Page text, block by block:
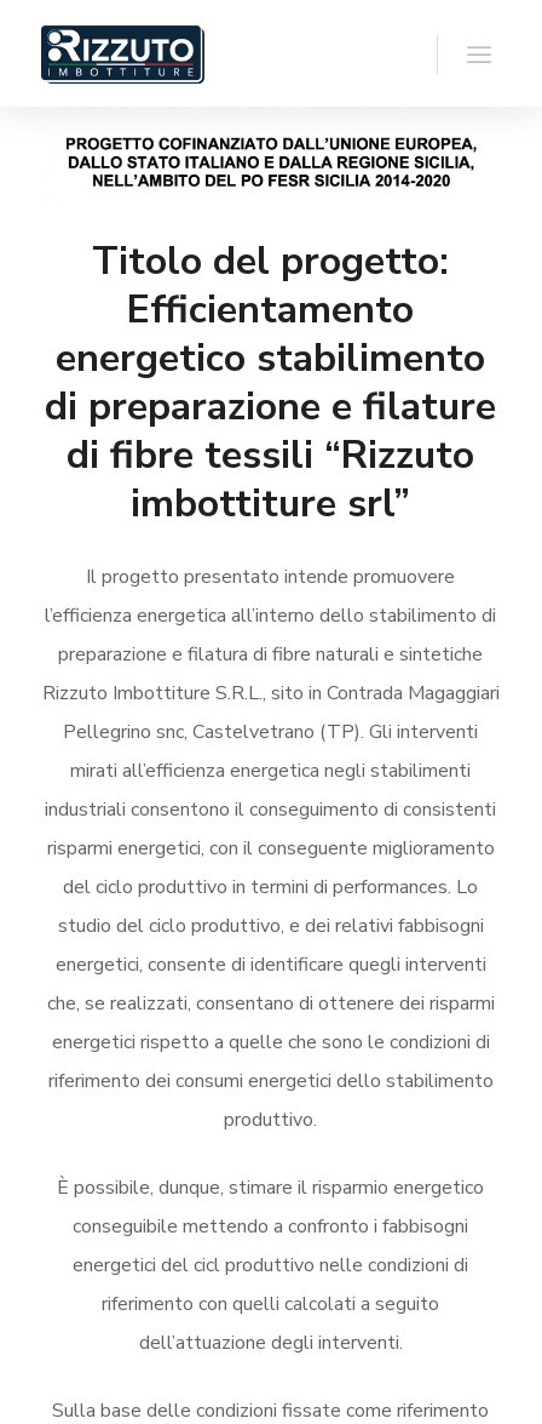
Titolo del progetto:
Efficientamento
energetico stabilimento
di preparazione e filature
di fibre tessili “Rizzuto
imbottiture srl”
Il progetto presentato intende promuovere
l’efficienza energetica all’interno dello stabilimento di
preparazione e filatura di fibre naturali e sintetiche
Rizzuto Imbottiture S.R.L., sito in Contrada Magaggiari
Pellegrino snc, Castelvetrano (TP). Gli interventi
mirati all’efficienza energetica negli stabilimenti
industriali consentono il conseguimento di consistenti
risparmi energetici, con il conseguente miglioramento
del ciclo produttivo in termini di performances. Lo
studio del ciclo produttivo, e dei relativi fabbisogni
energetici, consente di identificare quegli interventi
che, se realizzati, consentano di ottenere dei risparmi
energetici rispetto a quelle che sono le condizioni di
riferimento dei consumi energetici dello stabilimento
produttivo.
È possibile, dunque, stimare il risparmio energetico
conseguibile mettendo a confronto i fabbisogni
energetici del cicl produttivo nelle condizioni di
riferimento con quelli calcolati a seguito
dell’attuazione degli interventi.
Sulla base delle condizioni fissate come riferimento